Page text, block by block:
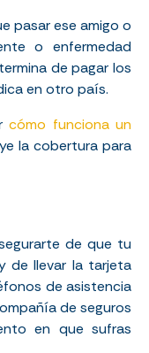
pasar ese amigo o
o enfermedad
de pagar los
en otro país.
cómo funciona un
la cobertura para
de que tu
de llevar la tarjeta
de asistencia
de seguros
en que sufras